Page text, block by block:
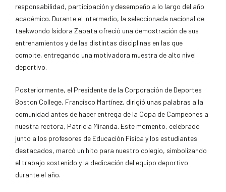
responsabilidad, participación y desempeño a lo largo del año
académico. Durante el intermedio, la seleccionada nacional de
taekwondo Isidora Zapata ofreció una demostración de sus
entrenamientos y de las distintas disciplinas en las que
compite, entregando una motivadora muestra de alto nivel
deportivo.
Posteriormente, el Presidente de la Corporación de Deportes
Boston College, Francisco Martínez, dirigió unas palabras a la
comunidad antes de hacer entrega de la Copa de Campeones a
nuestra rectora, Patricia Miranda. Este momento, celebrado
junto a los profesores de Educación Física y los estudiantes
destacados, marcó un hito para nuestro colegio, simbolizando
el trabajo sostenido y la dedicación del equipo deportivo
durante el año.